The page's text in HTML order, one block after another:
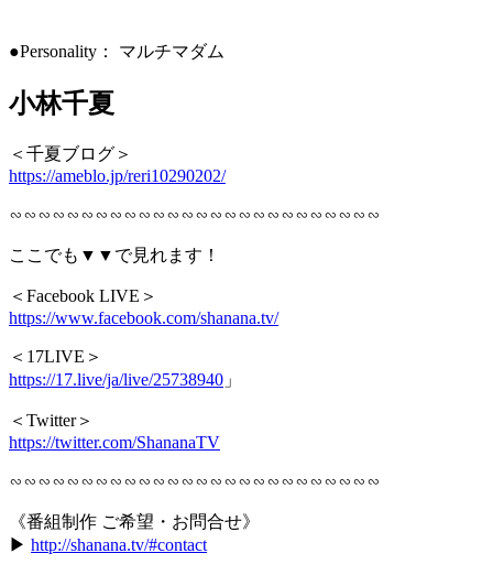
●Personality： マルチマダム
小林千夏
＜千夏ブログ＞
https://ameblo.jp/reri10290202/
∽∽∽∽∽∽∽∽∽∽∽∽∽∽∽∽∽∽∽∽∽∽∽∽∽∽
ここでも▼▼で見れます！
＜Facebook LIVE＞
https://www.facebook.com/shanana.tv/
＜17LIVE＞
https://17.live/ja/live/25738940 」
＜Twitter＞
https://twitter.com/ShananaTV
∽∽∽∽∽∽∽∽∽∽∽∽∽∽∽∽∽∽∽∽∽∽∽∽∽∽
《番組制作 ご希望・お問合せ》
▶︎ http://shanana.tv/#contact